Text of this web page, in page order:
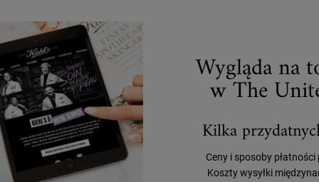
Acid Conditioner -
do włosów z
aminokwasami
do codziennego stosowania
rodzajów włosów.
Conditioner -
włosów suchych
Lekka, nawilżająca odżywka do
suchych.
Wygląda na
w The
Kilka
Ceny i sposoby
Koszty wysyłki